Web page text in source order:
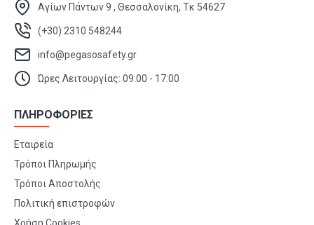
Αγίων Πάντων 9 , Θεσσαλονίκη, Τκ 54627
(+30) 2310 548244
info@pegasosafety.gr
Ώρες Λειτουργίας: 09:00 - 17:00
ΠΛΗΡΟΦΟΡΙΕΣ
Εταιρεία
Τρόποι Πληρωμής
Τρόποι Αποστολής
Πολιτική επιστροφών